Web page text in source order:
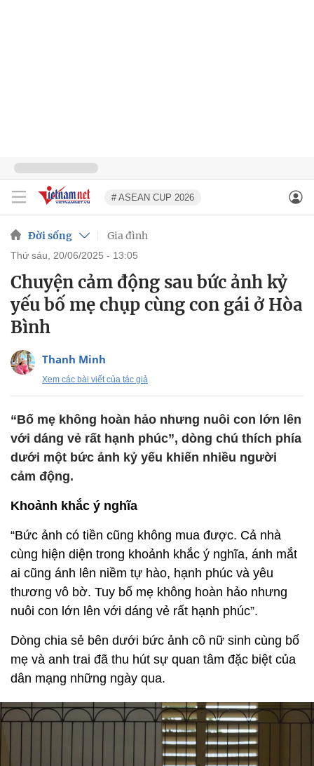
# ASEAN CUP 2026
Đời sống Gia đình
thứ sáu, 20/06/2025 - 13:05
Chuyện cảm động sau bức ảnh kỷ
yếu bố mẹ chụp cùng con gái ở Hòa
Bình
Thanh Minh
Xem các bài viết của tác giả
“Bố mẹ không hoàn hảo nhưng nuôi con lớn lên
với dáng vẻ rất hạnh phúc”, dòng chú thích phía
dưới một bức ảnh kỷ yếu khiến nhiều người
cảm động.
Khoảnh khắc ý nghĩa
“Bức ảnh có tiền cũng không mua được. Cả nhà
cùng hiện diện trong khoảnh khắc ý nghĩa, ánh mắt
ai cũng ánh lên niềm tự hào, hạnh phúc và yêu
thương vô bờ. Tuy bố mẹ không hoàn hảo nhưng
nuôi con lớn lên với dáng vẻ rất hạnh phúc”.
Dòng chia sẻ bên dưới bức ảnh cô nữ sinh cùng bố
mẹ và anh trai đã thu hút sự quan tâm đặc biệt của
dân mạng những ngày qua.